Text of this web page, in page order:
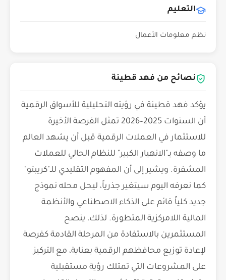
التعليم
نظم معلومات الأعمال
نصائح من فهد قطينة
يؤكد فهد قطينة في رؤيته التحليلية للأسواق الرقمية
أن السنوات 2025–2026 تمثل الفرصة الأخيرة
للاستثمار في العملات الرقمية قبل أن يشهد العالم
ما وصفه بـ"الانهيار الكبير" للنظام الحالي للعملات
المشفرة. ويشير إلى أن المفهوم التقليدي للـ"كريبتو"
كما نعرفه اليوم سيتغير جذرياً، ليحل محله نموذج
جديد كلياً قائم على الذكاء الاصطناعي والأنظمة
المالية اللامركزية المتطورة. لذلك، ينصح
المستثمرين بالاستفادة من المرحلة القادمة كفرصة
لإعادة توزيع محافظهم الرقمية بعناية، مع التركيز
على المشروعات التي تمتلك رؤية مستقبلية